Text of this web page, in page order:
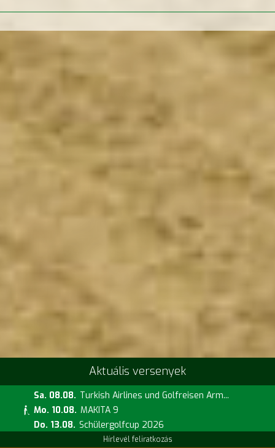
Aktuális versenyek
Sa. 08.08. Turkish Airlines und Golfreisen Arm...
Mo. 10.08. MAKITA 9
Do. 13.08. Schülergolfcup 2026
Hírlevél feliratkozás